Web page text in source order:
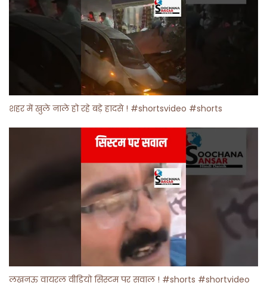
शहर में खुले नाले हो रहे बड़े हादसे ! #shortsvideo #shorts
लखनऊ वायरल वीडियो सिस्टम पर सवाल ! #shorts #shortvideo